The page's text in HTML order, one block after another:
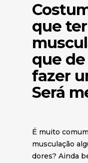
que
que
fazer
Será
É muito
musculação
dores? Ainda